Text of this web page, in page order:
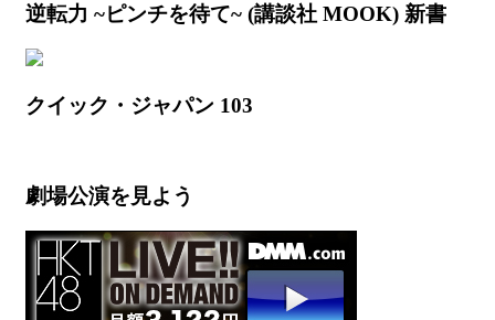
逆転力 ~ピンチを待て~ (講談社 MOOK) 新書
クイック・ジャパン 103
劇場公演を見よう